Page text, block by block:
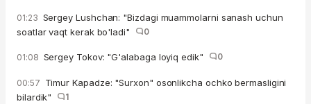
01:23 Sergey Lushchan: "Bizdagi muammolarni sanash uchun
soatlar vaqt kerak bo'ladi"
0
01:08 Sergey Tokov: "G'alabaga loyiq edik" 0
00:57 Timur Kapadze: "Surxon" osonlikcha ochko bermasligini
bilardik"
1